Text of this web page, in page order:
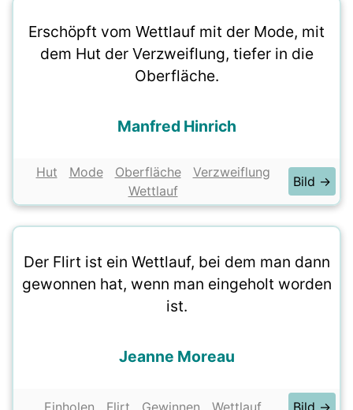
Erschöpft vom Wettlauf mit der Mode, mit
dem Hut der Verzweiflung, tiefer in die
Oberfläche.
Manfred Hinrich
Hut Mode Oberfläche
Verzweiflung
Wettlauf
Bild →
Der Flirt ist ein Wettlauf, bei dem man dann
gewonnen hat, wenn man eingeholt worden
ist.
Jeanne Moreau
Einholen Flirt Gewinnen Wettlauf Bild →